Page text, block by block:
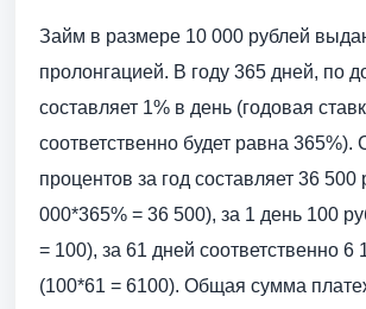
Займ в размере 10 000 рублей
пролонгацией. В году 365 дней, по
составляет 1% в день (годовая
соответственно будет равна 365%).
процентов за год составляет 36 500
000*365% = 36 500), за 1 день 100
= 100), за 61 дней соответственно 6
(100*61 = 6100). Общая сумма